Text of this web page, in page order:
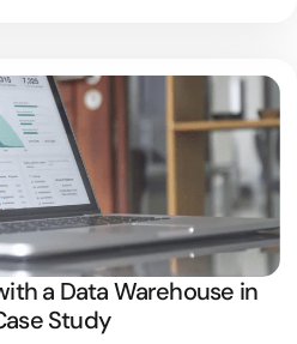
a Data Warehouse in
Study